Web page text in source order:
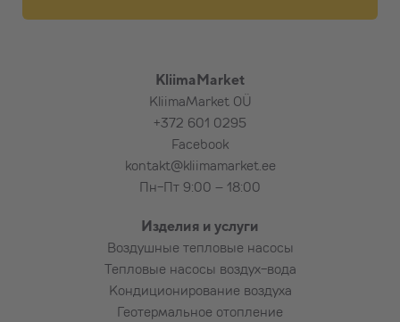
KliimaMarket
KliimaMarket OÜ
+372 601 0295
Facebook
kontakt@kliimamarket.ee
Пн-Пт 9:00 – 18:00
Изделия и услуги
Воздушные тепловые насосы
Тепловые насосы воздух-вода
Кондиционирование воздуха
Геотермальное отопление